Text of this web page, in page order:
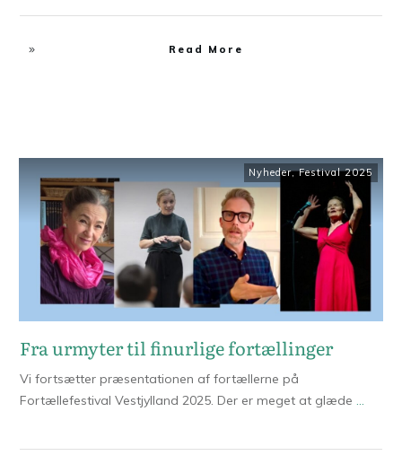
Read More
Nyheder,Festival 2025
Fra urmyter til finurlige fortællinger
Vi fortsætter præsentationen af fortællerne på
Fortællefestival Vestjylland 2025. Der er meget at glæde ...